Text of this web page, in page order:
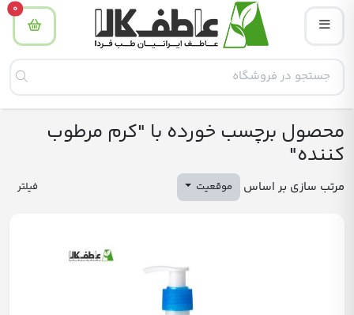
0
محصول برچسب خورده با "کرم مرطوب
کننده"
مرتب سازی بر اساس موقعیت فیلتر